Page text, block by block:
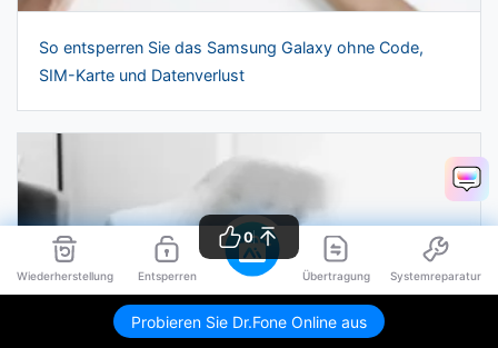
Wiederherstellung Entsperren Übertragung Systemreparatur
Probieren Sie Dr.Fone Online aus
So entsperren Sie das Samsung Galaxy ohne Code,
SIM-Karte und Datenverlust
0